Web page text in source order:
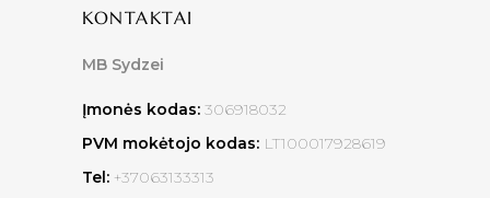
KONTAKTAI
MB Sydzei
Įmonės kodas: 306918032
PVM mokėtojo kodas: LT100017928619
Tel: +37063133313